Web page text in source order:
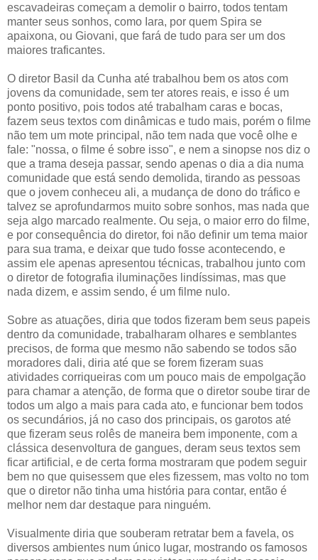
escavadeiras começam a demolir o bairro, todos tentam
manter seus sonhos, como Iara, por quem Spira se
apaixona, ou Giovani, que fará de tudo para ser um dos
maiores traficantes.
O diretor Basil da Cunha até trabalhou bem os atos com
jovens da comunidade, sem ter atores reais, e isso é um
ponto positivo, pois todos até trabalham caras e bocas,
fazem seus textos com dinâmicas e tudo mais, porém o filme
não tem um mote principal, não tem nada que você olhe e
fale: "nossa, o filme é sobre isso", e nem a sinopse nos diz o
que a trama deseja passar, sendo apenas o dia a dia numa
comunidade que está sendo demolida, tirando as pessoas
que o jovem conheceu ali, a mudança de dono do tráfico e
talvez se aprofundarmos muito sobre sonhos, mas nada que
seja algo marcado realmente. Ou seja, o maior erro do filme,
e por consequência do diretor, foi não definir um tema maior
para sua trama, e deixar que tudo fosse acontecendo, e
assim ele apenas apresentou técnicas, trabalhou junto com
o diretor de fotografia iluminações lindíssimas, mas que
nada dizem, e assim sendo, é um filme nulo.
Sobre as atuações, diria que todos fizeram bem seus papeis
dentro da comunidade, trabalharam olhares e semblantes
precisos, de forma que mesmo não sabendo se todos são
moradores dali, diria até que se forem fizeram suas
atividades corriqueiras com um pouco mais de empolgação
para chamar a atenção, de forma que o diretor soube tirar de
todos um algo a mais para cada ato, e funcionar bem todos
os secundários, já no caso dos principais, os garotos até
que fizeram seus rolês de maneira bem imponente, com a
clássica desenvoltura de gangues, deram seus textos sem
ficar artificial, e de certa forma mostraram que podem seguir
bem no que quisessem que eles fizessem, mas volto no tom
que o diretor não tinha uma história para contar, então é
melhor nem dar destaque para ninguém.
Visualmente diria que souberam retratar bem a favela, os
diversos ambientes num único lugar, mostrando os famosos